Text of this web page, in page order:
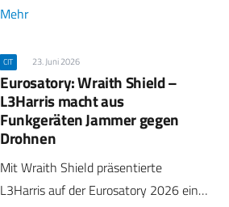
Mehr
CIT 23. Juni 2026
Eurosatory: Wraith Shield –
L3Harris macht aus
Funkgeräten Jammer gegen
Drohnen
Mit Wraith Shield präsentierte
L3Harris auf der Eurosatory 2026 ein…